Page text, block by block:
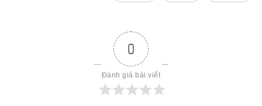
0
Đánh giá bài viết